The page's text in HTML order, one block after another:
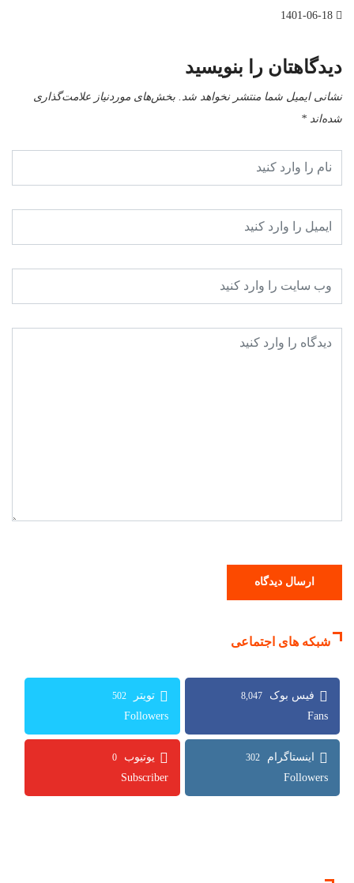
دیدگاهتان را بنویسید
نشانی ایمیل شما منتشر نخواهد شد. بخش‌های موردنیاز علامت‌گذاری
شده‌اند *
شبکه های اجتماعی
8,047
Fans
502
Followers
302
Followers
0
Subscriber